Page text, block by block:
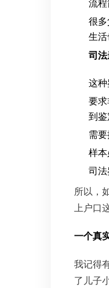
流
很
生活
司
这
要
到鉴
需
样
司法
所以，
上户口
一个真
我记得
了儿子